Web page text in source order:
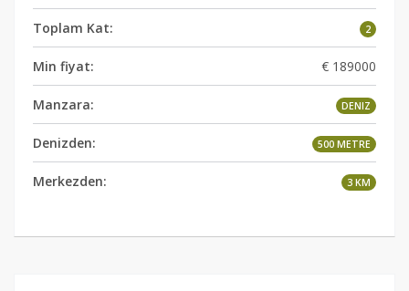
Toplam Kat: 2
Min fiyat: € 189000
Manzara: DENIZ
Denizden: 500 METRE
Merkezden: 3 KM